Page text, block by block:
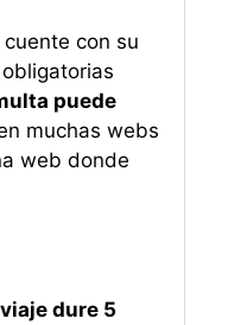
con su
puede
muchas webs
web donde
dure 5